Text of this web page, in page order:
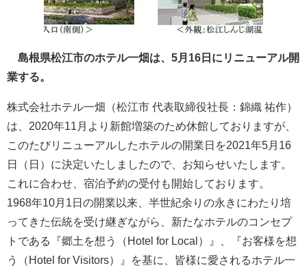
島根県松江市のホテル一畑は、5月16日にリニューアル開
業する。
株式会社ホテル一畑（松江市 代表取締役社長：錦織 祐作）
は、2020年11月より新館増築のため休館しておりますが、
このたびリニューアルしたホテルの開業日を2021年5月16
日（日）に決定いたしましたので、お知らせいたします。
これに合わせ、宿泊予約の受付も開始しております。
1968年10月1日の開業以来、半世紀余りの永きにわたり培
ってきた伝統を受け継ぎながら、新たなホテルのコンセプ
トである『郷土を想う（Hotel for Local）』、『お客様を想
う（Hotel for Visitors）』を基に、皆様に愛されるホテル一